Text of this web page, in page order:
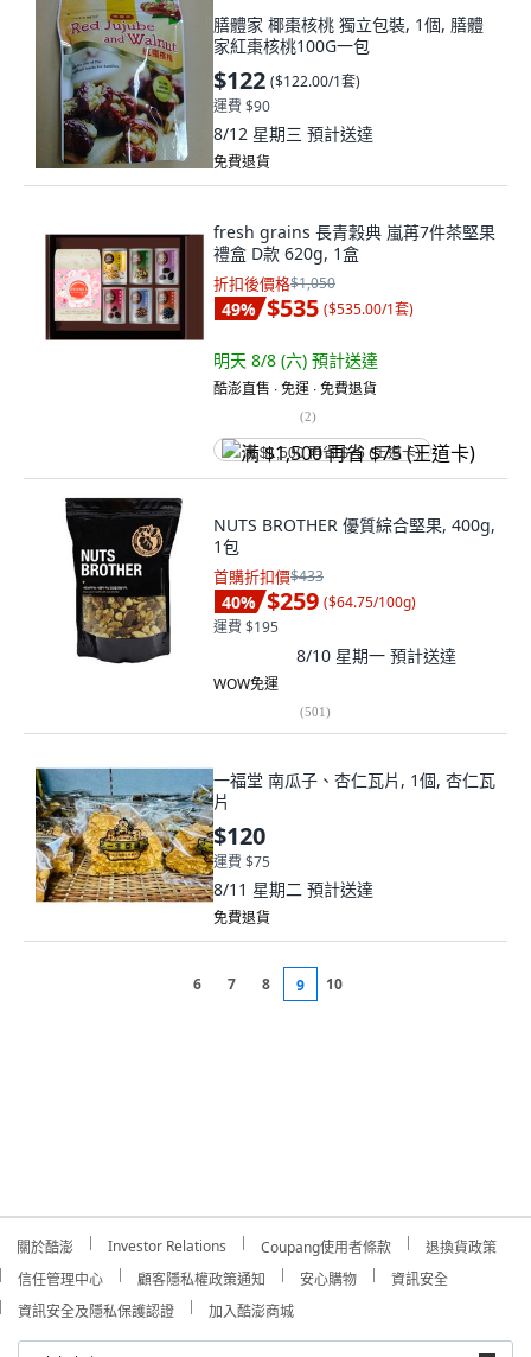
膳體家 椰棗核桃 獨立包裝, 1個, 膳體
家紅棗核桃100G一包
$122 ($122.00/1套)
運費 $90
8/12 星期三 預計送達
免費退貨
fresh grains 長青穀典 嵐苒7件茶堅果
禮盒 D款 620g, 1盒
折扣後價格$1,050
49% $535 ($535.00/1套)
明天 8/8 (六) 預計送達
酷澎直售 ∙ 免運 ∙ 免費退貨
(2)
满 $1,500 再省 $75 (王道卡)
NUTS BROTHER 優質綜合堅果, 400g,
1包
首購折扣價$433
40% $259 ($64.75/100g)
運費 $195
8/10 星期一 預計送達
WOW免運
(501)
一福堂 南瓜子、杏仁瓦片, 1個, 杏仁瓦
片
$120
運費 $75
8/11 星期二 預計送達
免費退貨
6 7 8 9 10
關於酷澎 Investor Relations Coupang使用者條款
退換貨政策
信任管理中心
顧客隱私權政策通知 安心購物
資訊安全
資訊安全及隱私保護認證
加入酷澎商城